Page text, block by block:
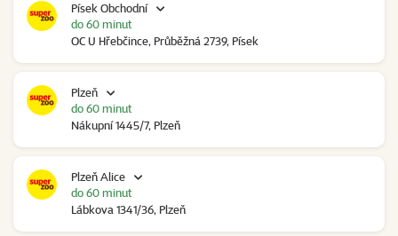
Písek Obchodní
OC U Hřebčince, Průběžná 2739, Písek
do 60 minut
Plzeň
Nákupní 1445/7, Plzeň
do 60 minut
Plzeň Alice
Lábkova 1341/36, Plzeň
do 60 minut